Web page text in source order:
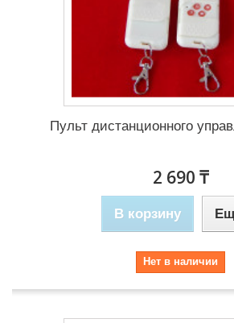
Пульт дистанционного
2 690 ₸
В корзину
Нет в наличии